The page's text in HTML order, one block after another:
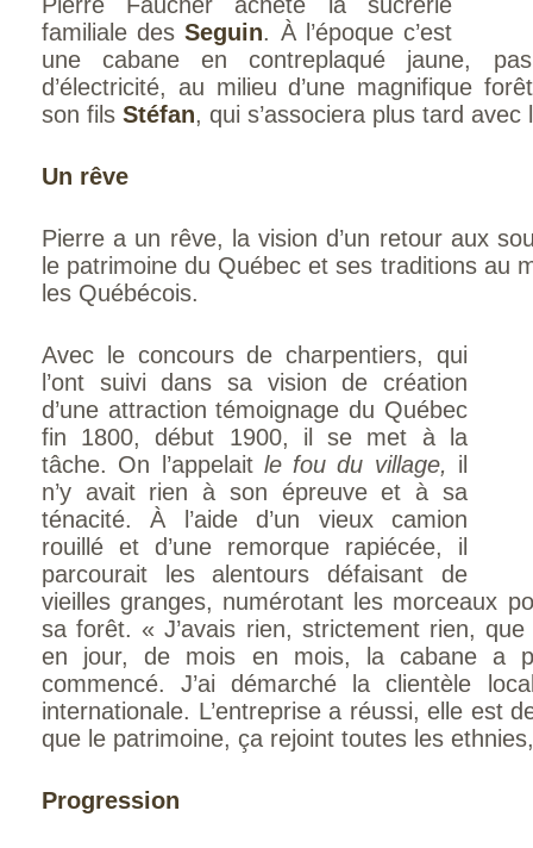
familiale desSeguin. À l’époque c’est
une cabane en contreplaqué jaune,
d’électricité, au milieu d’une magnifique
son fils Stéfan, qui s’associera plus tard avec
Un rêve
Pierre a un rêve, la vision d’un retour aux
le patrimoine du Québec et ses traditions au
les Québécois.
Avec le concours de charpentiers, qui
l’ont suivi dans sa vision de création
d’une attraction témoignage du Québec
fin 1800, début 1900, il se met à la
tâche. On l’appelait le fou du village, il
n’y avait rien à son épreuve et à sa
ténacité. À l’aide d’un vieux camion
rouillé et d’une remorque rapiécée, il
parcourait les alentours défaisant de
vieilles granges, numérotant les morceaux
sa forêt. « J’avais rien, strictement rien,
en jour, de mois en mois, la cabane a
commencé. J’ai démarché la clientèle
internationale. L’entreprise a réussi, elle est
que le patrimoine, ça rejoint toutes les
Progression